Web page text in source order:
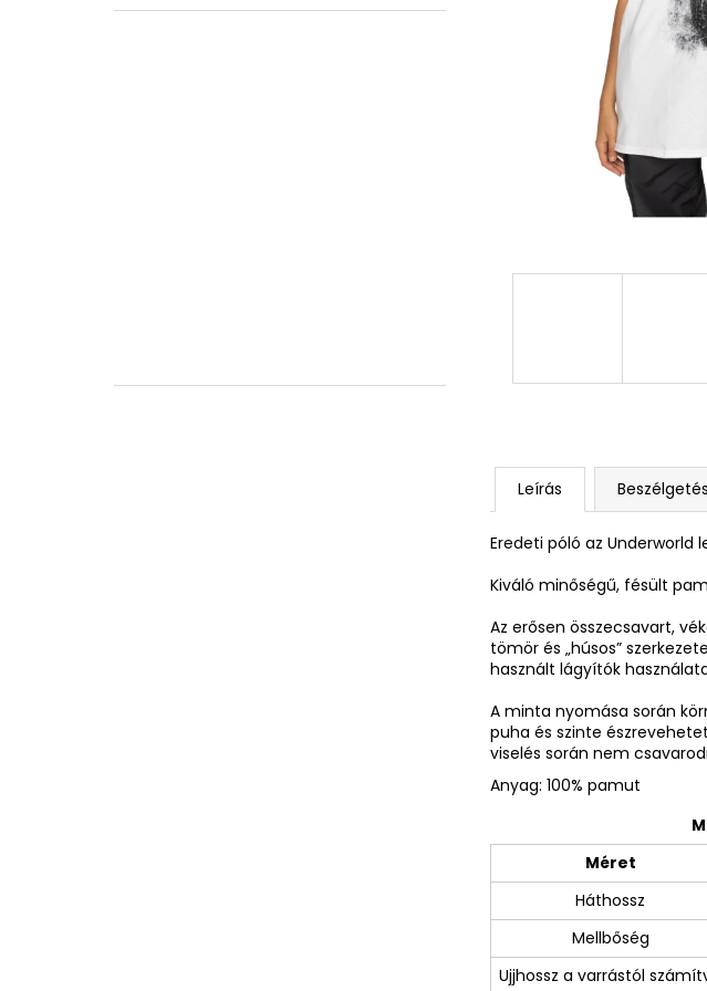
Leírás Beszélgetés
Eredeti póló az Underworld
Kiváló minőségű, fésült
Az erősen összecsavart,
tömör és „húsos”
használt lágyítók
A minta nyomása során
puha és szinte
viselés során nem
Anyag: 100% pamut
Méret
Háthossz
Mellbőség
Ujjhossz a varrástól